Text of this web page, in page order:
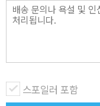
작가, 김남중 작가, 천
보이는 글·그림 작가의
강건미』, 『그냥 베티
게 하는 동화책들을 진심을 담아
을 읽은 학생들의 반응,
스포일러 포함